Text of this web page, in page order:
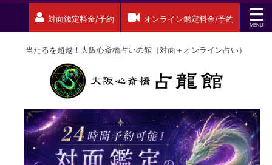
対面鑑定料金/予約 オンライン鑑定料金/予約
当たるを超越！大阪心斎橋占いの館（対面＋オンライン占い）